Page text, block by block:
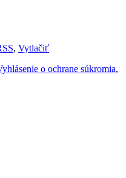
, Vytlačiť
o ochrane súkromia,